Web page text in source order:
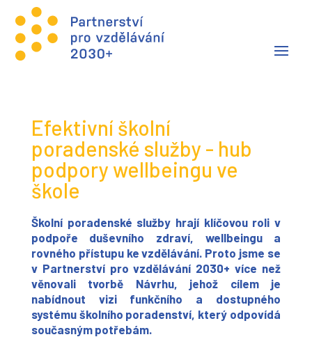
Efektivní školní
poradenské služby - hub
podpory wellbeingu ve
škole
Školní poradenské služby hrají klíčovou roli v
podpoře duševního zdraví, wellbeingu a
rovného přístupu ke vzdělávání. Proto jsme se
v Partnerství pro vzdělávání 2030+ více než
věnovali tvorbě Návrhu,
jehož cílem je
nabídnout vizi funkčního a dostupného
systému školního poradenství, který odpovídá
současným potřebám.